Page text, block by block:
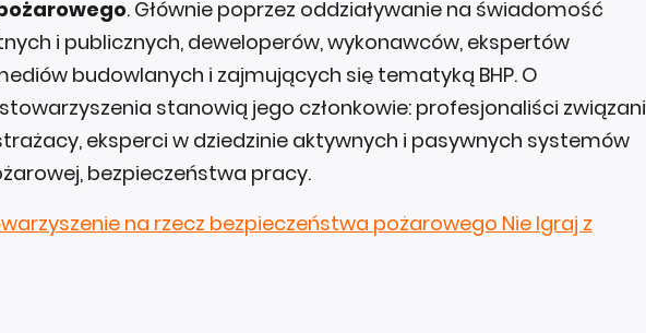
. Głównie poprzez oddziaływanie na świadomość
i publicznych, deweloperów, wykonawców, ekspertów
budowlanych i zajmujących się tematyką BHP. O
stanowią jego członkowie: profesjonaliści związani
eksperci w dziedzinie aktywnych i pasywnych systemów
bezpieczeństwa pracy.
na rzecz bezpieczeństwa pożarowego Nie Igraj z